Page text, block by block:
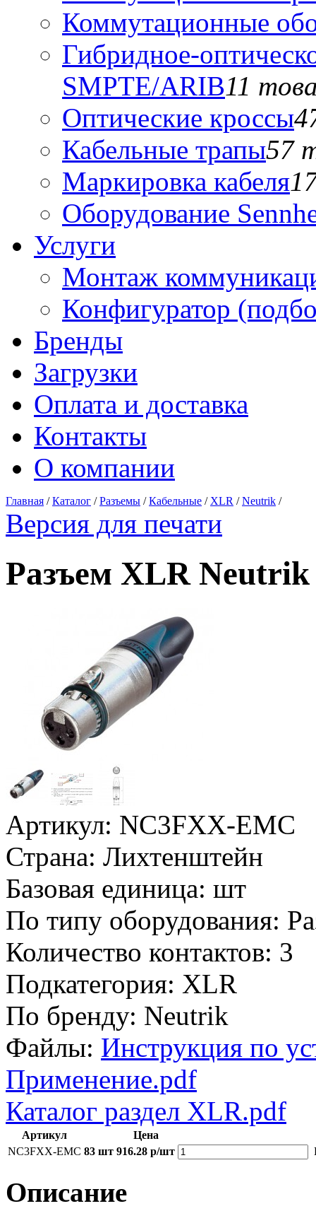
Коммутационные
Гибридное-
SMPTE/ARIB11
Оптические кроссы
Кабельные трапы57
Маркировка кабеля
Оборудование
Услуги
Монтаж
Конфигуратор
Бренды
Загрузки
Оплата и доставка
Контакты
О компании
Главная /Каталог /Разъемы /Кабельные / XLR /Neutrik /
Версия для печати
Разъем XLR
Артикул: NC3FXX-EMC
Страна: Лихтенштейн
Базовая единица: шт
По типу оборудования:
Количество контактов: 3
Подкатегория: XLR
По бренду: Neutrik
Файлы: Инструкция по
Применение.pdf
Каталог раздел XLR.pdf
Артикул
Цена
NC3FXX-EMC 83 шт 916.28 р/шт
Описание